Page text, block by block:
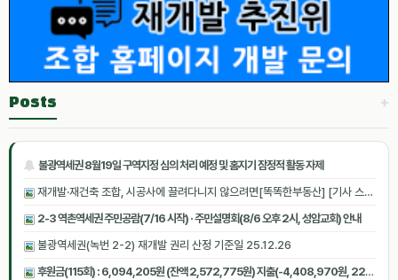
+
Posts
불광역세권 8월19일 구역지정 심의 처리 예정 및 홈지기 잠정적 활동 자제
재개발·재건축 조합, 시공사에 끌려다니지 않으려면[똑똑한부동산] [기사 스크랩]
2-3 역촌역세권 주민공람(7/16 시작) · 주민설명회(8/6 오후 2시, 성암교회) 안내
불광역세권(녹번 2-2) 재개발 권리 산정 기준일 25.12.26
후원금(115회) : 6,094,205원 (잔액 2,572,775원) 지출(-4,408,970원, 22회) [2026.06.27 07:05:14 기준]